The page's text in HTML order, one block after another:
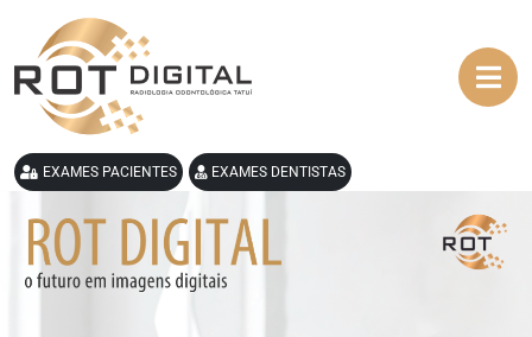
EXAMES PACIENTES EXAMES DENTISTAS